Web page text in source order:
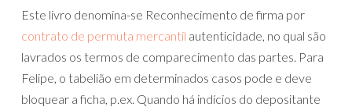
Este livro denomina-se Reconhecimento de firma por
contrato de permuta mercantil autenticidade, no qual são
lavrados os termos de comparecimento das partes. Para
Felipe, o tabelião em determinados casos pode e deve
bloquear a ficha, p.ex. Quando há indícios do depositante